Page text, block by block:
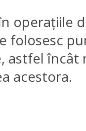
operațiile
folosesc
astfel încât
acestora.